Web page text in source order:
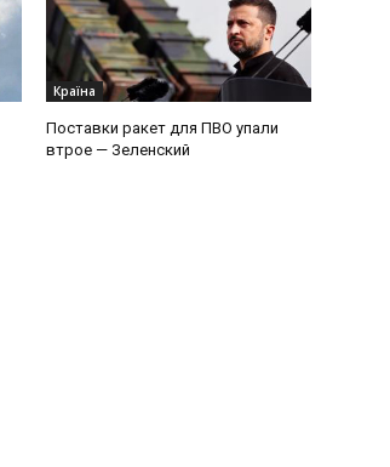
Країна
Поставки ракет для ПВО упали
втрое — Зеленский